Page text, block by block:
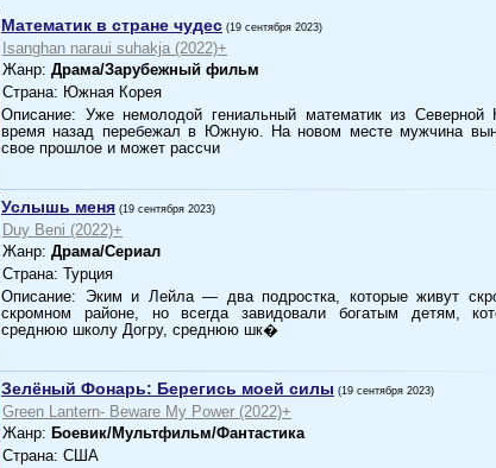
Математик в стране чудес (19 сентября 2023)
Isanghan naraui suhakja (2022)+
Жанр: Драма/Зарубежный фильм
Страна: Южная Корея
Описание: Уже немолодой гениальный математик из Северной
время назад перебежал в Южную. На новом месте мужчина
свое прошлое и может рассчи
Услышь меня (19 сентября 2023)
Duy Beni (2022)+
Жанр: Драма/Сериал
Страна: Турция
Описание: Эким и Лейла — два подростка, которые живут
скромном районе, но всегда завидовали богатым детям,
среднюю школу Догру, среднюю шк�
Зелёный Фонарь: Берегись моей силы (19 сентября 2023)
Green Lantern- Beware My Power (2022)+
Жанр: Боевик/Мультфильм/Фантастика
Страна: США